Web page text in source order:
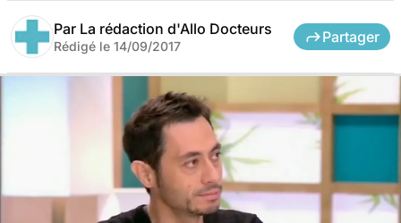
Par La rédaction d'Allo Docteurs
Rédigé le 14/09/2017
Partager